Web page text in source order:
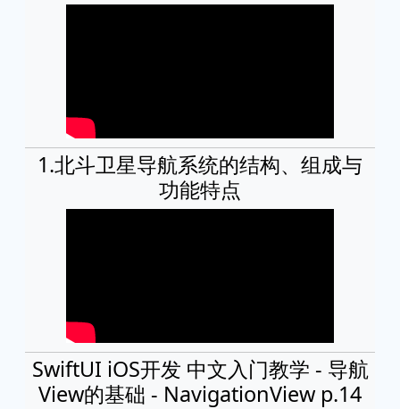
1.北斗卫星导航系统的结构、组成与
功能特点
SwiftUI iOS开发 中文入门教学 - 导航
View的基础 - NavigationView p.14